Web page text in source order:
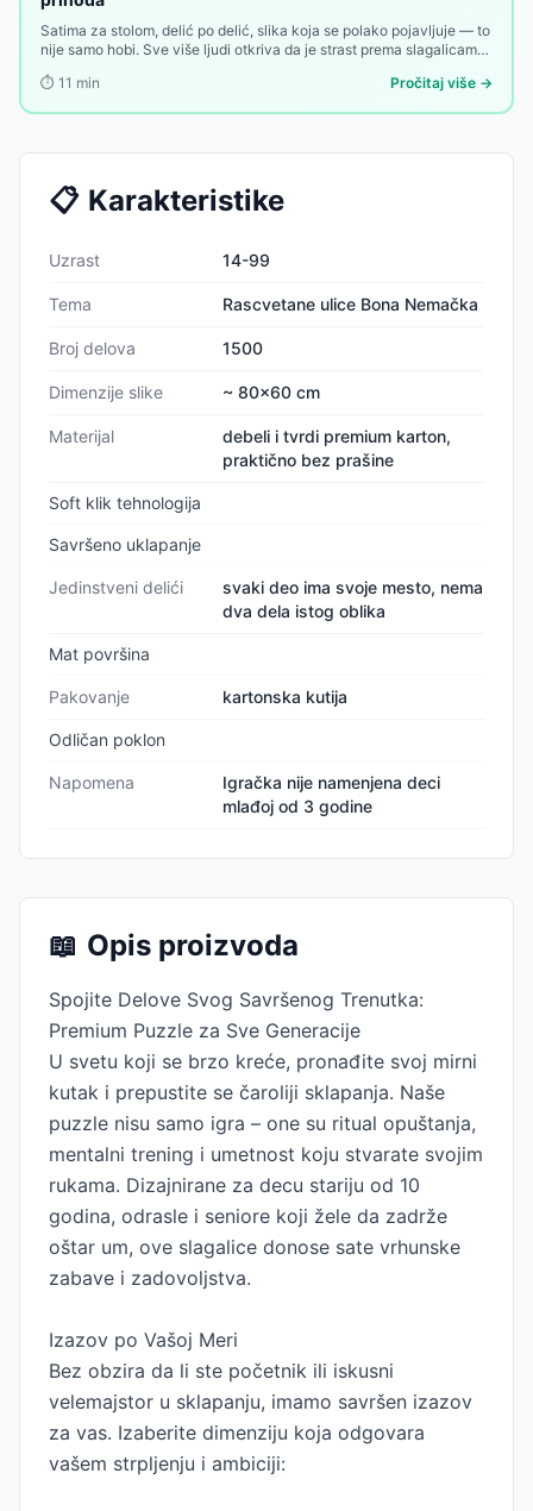
Satima za stolom, delić po delić, slika koja se polako pojavljuje — to
nije samo hobi. Sve više ljudi otkriva da je strast prema slagalicama
⏱️ 11 min Pročitaj više →
📋 Karakteristike
Uzrast 14-99
Tema Rascvetane ulice Bona Nemačka
Broj delova 1500
Dimenzije slike ~ 80x60 cm
Materijal
debeli i tvrdi premium karton,
praktično bez prašine
Soft klik tehnologija
Savršeno uklapanje
Jedinstveni delići
svaki deo ima svoje mesto, nema
dva dela istog oblika
Mat površina
Pakovanje kartonska kutija
Odličan poklon
Napomena
Igračka nije namenjena deci
mlađoj od 3 godine
📖 Opis proizvoda
Spojite Delove Svog Savršenog Trenutka:
Premium Puzzle za Sve Generacije
U svetu koji se brzo kreće, pronađite svoj mirni
kutak i prepustite se čaroliji sklapanja. Naše
puzzle nisu samo igra – one su ritual opuštanja,
mentalni trening i umetnost koju stvarate svojim
rukama. Dizajnirane za decu stariju od 10
godina, odrasle i seniore koji žele da zadrže
oštar um, ove slagalice donose sate vrhunske
zabave i zadovoljstva.
Izazov po Vašoj Meri
Bez obzira da li ste početnik ili iskusni
velemajstor u sklapanju, imamo savršen izazov
za vas. Izaberite dimenziju koja odgovara
vašem strpljenju i ambiciji: